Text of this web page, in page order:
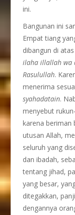
ini.
Bangunan ini
Empat tiang
dibangun di
ilaha illallah wa
Rasulullah.
menerima
syahadatain.
menyebut
karena beriman
utusan Allah,
seluruh yang
dan ibadah,
tentang jihad,
yang besar,
ditegakkan,
dengannya